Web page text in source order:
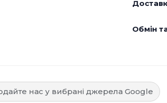
Обмін
нас у вибрані джерела Google